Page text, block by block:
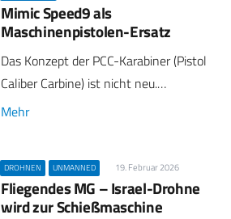
Mimic Speed9 als
Maschinenpistolen-Ersatz
Das Konzept der PCC-Karabiner (Pistol
Caliber Carbine) ist nicht neu.…
Mehr
DROHNEN UNMANNED 19. Februar 2026
Fliegendes MG – Israel-Drohne
wird zur Schießmaschine